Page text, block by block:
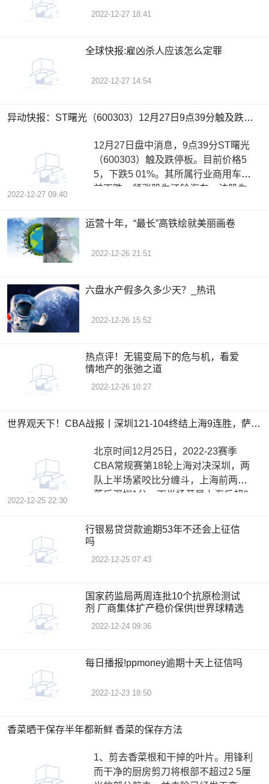
2022-12-27 18:41
全球快报:雇凶杀人应该怎么定罪
2022-12-27 14:54
异动快报：ST曙光（600303）12月27日9点39分触及跌停板 时快讯
12月27日盘中消息，9点39分ST曙光
（600303）触及跌停板。目前价格5
5，下跌5 01%。其所属行业商用车目
前下跌。领涨股为江铃汽车。该股为
2022-12-27 09:40
运营十年，“最长”高铁绘就美丽画卷
2022-12-26 21:51
六盘水产假多久多少天？_热讯
2022-12-26 15:52
热点评！无锡变局下的危与机，看爱
情地产的张弛之道
2022-12-26 10:27
世界观天下！CBA战报丨深圳121-104终结上海9连胜，萨林杰37＋20＋7创纪录，25罚超对手全队
北京时间12月25日，2022-23赛季
CBA常规赛第18轮上海对决深圳，两
队上半场紧咬比分缠斗，上海前两节
落后深圳1分。下半场开局上海反超6
2022-12-25 22:30
行银易贷贷款逾期53年不还会上征信
吗
2022-12-25 07:43
国家药监局两周连批10个抗原检测试
剂 厂商集体扩产稳价保供|世界球精选
2022-12-24 09:36
每日播报!ppmoney逾期十天上征信吗
2022-12-23 18:50
香菜晒干保存半年都新鲜 香菜的保存方法
1、剪去香菜根和干掉的叶片。用锋利
而干净的厨房剪刀将根部不超过2 5厘